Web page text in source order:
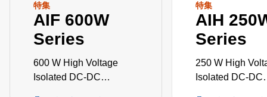
特集
AIF 600W
Series
600 W High Voltage
Isolated DC-DC
特集
AIH
Series
250 W High
Isolated DC-DC